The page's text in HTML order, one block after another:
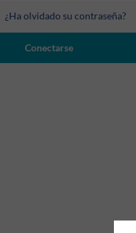
¿Ha olvidado su contraseña?
Conectarse